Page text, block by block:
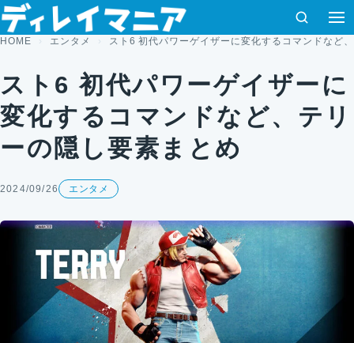
コンテンツへスキップ
検索
HOME エンタメ スト6 初代パワーゲイザーに変化するコマンドなど
スト6 初代パワーゲイザーに
変化するコマンドなど、テリ
ーの隠し要素まとめ
2024/09/26 エンタメ